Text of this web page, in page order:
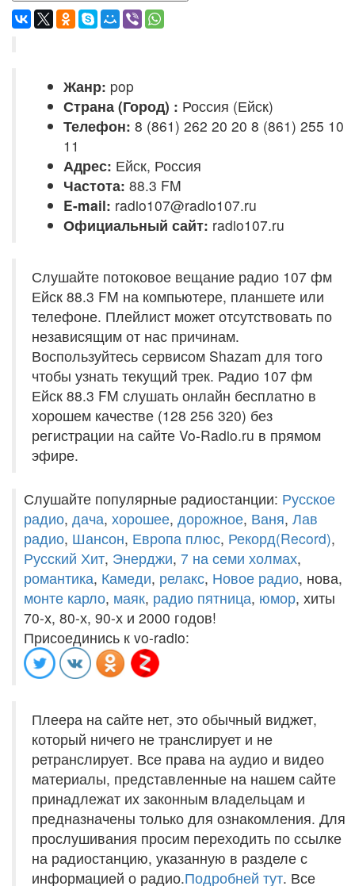
Жанр: pop
Страна (Город) : Россия (Ейск)
Телефон: 8 (861) 262 20 20 8 (861) 255 10
11
Адрес: Ейск, Россия
Частота: 88.3 FM
E-mail: radio107@radio107.ru
Официальный сайт: radio107.ru
Слушайте потоковое вещание радио 107 фм
Ейск 88.3 FM на компьютере, планшете или
телефоне. Плейлист может отсутствовать по
независящим от нас причинам.
Воспользуйтесь сервисом Shazam для того
чтобы узнать текущий трек. Радио 107 фм
Ейск 88.3 FM слушать онлайн бесплатно в
хорошем качестве (128 256 320) без
регистрации на сайте Vo-Radio.ru в прямом
эфире.
Слушайте популярные радиостанции: Русское
радио, дача, хорошее, дорожное, Ваня, Лав
радио, Шансон, Европа плюс, Рекорд(Record),
Русский Хит, Энерджи, 7 на семи холмах,
романтика, Камеди, релакс, Новое радио, нова,
монте карло, маяк, радио пятница, юмор, хиты
70-х, 80-х, 90-х и 2000 годов!
Присоединись к vo-radio:
Плеера на сайте нет, это обычный виджет,
который ничего не транслирует и не
ретранслирует. Все права на аудио и видео
материалы, представленные на нашем сайте
принадлежат их законным владельцам и
предназначены только для ознакомления. Для
прослушивания просим переходить по ссылке
на радиостанцию, указанную в разделе с
информацией о радио.Подробней тут. Все